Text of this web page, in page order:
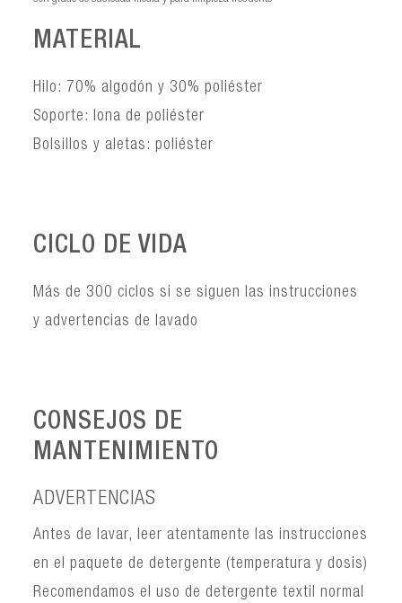
MATERIAL
Hilo: 70% algodón y 30% poliéster
Soporte: lona de poliéster
Bolsillos y aletas: poliéster
CICLO DE VIDA
Más de 300 ciclos si se siguen las instrucciones
y advertencias de lavado
CONSEJOS DE
MANTENIMIENTO
ADVERTENCIAS
Antes de lavar, leer atentamente las instrucciones
en el paquete de detergente (temperatura y dosis)
Recomendamos el uso de detergente textil normal